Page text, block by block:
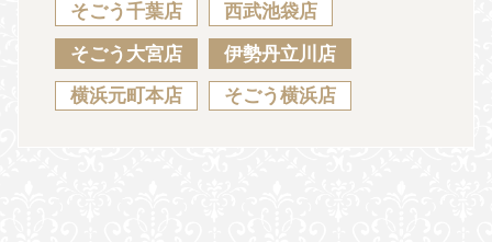
JA EN CH KO
そごう千葉店 西武池袋店
そごう大宮店 伊勢丹立川店
横浜元町本店 そごう横浜店